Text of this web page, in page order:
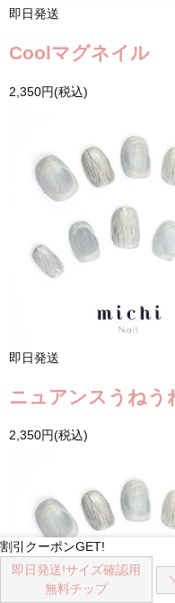
即日発送
Coolマグネイル
2,350円(税込)
即日発送
ニュアンスうねう
2,350円(税込)
割引クーポンGET!
即日発送!サイズ確認用
無料チップ